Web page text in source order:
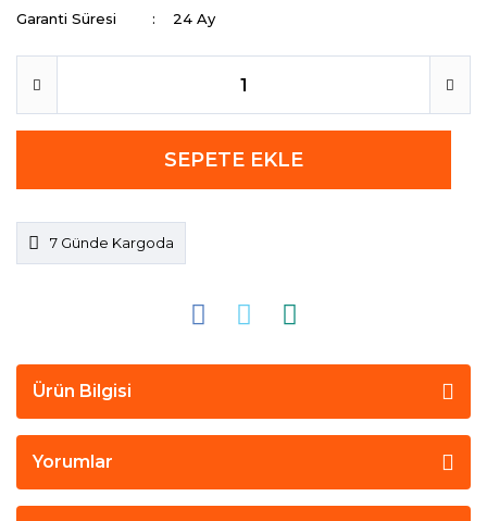
Garanti Süresi
24 Ay
SEPETE EKLE
7 Günde Kargoda
Ürün Bilgisi
Yorumlar